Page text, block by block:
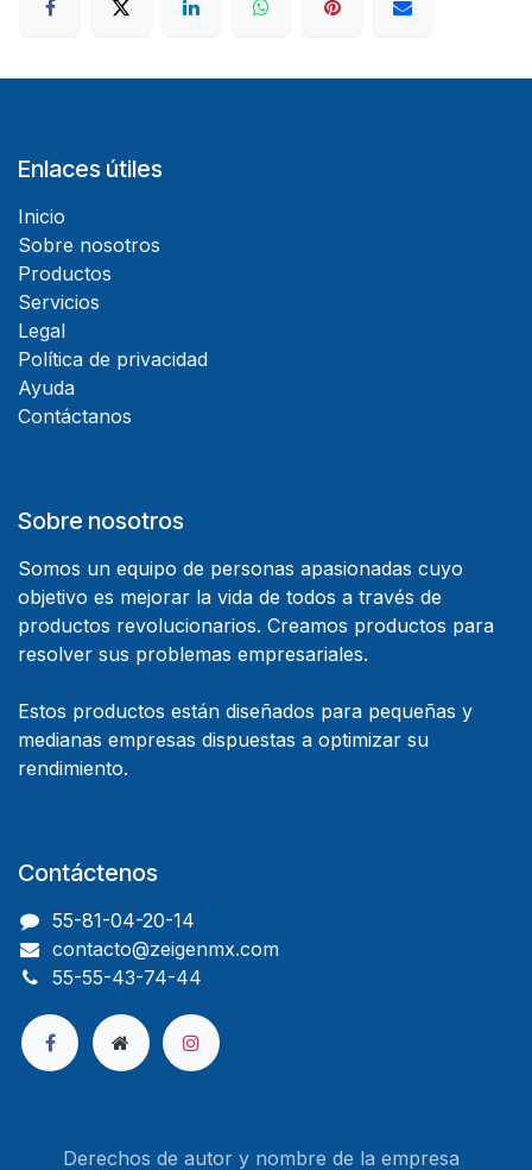
Enlaces útiles
Inicio
Sobre nosotros
Productos
Servicios
Legal
Política de privacidad
Ayuda
Contáctanos
Sobre nosotros
Somos un equipo de personas apasionadas cuyo
objetivo es mejorar la vida de todos a través de
productos revolucionarios. Creamos productos para
resolver sus problemas empresariales.
Estos productos están diseñados para pequeñas y
medianas empresas dispuestas a optimizar su
rendimiento.
Contáctenos
55-81-04-20-14
contacto@zeigenmx.com
55-55-43-74-44
Derechos de autor y nombre de la empresa